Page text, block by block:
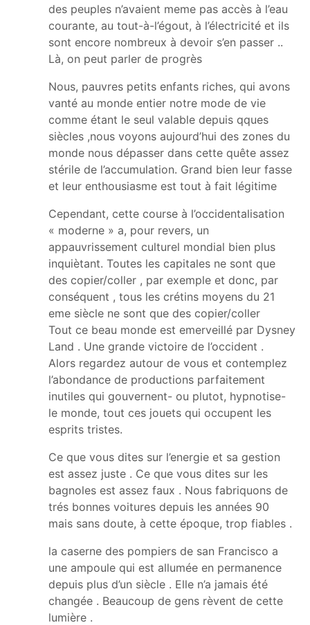
des peuples n’avaient meme pas accès à l’eau
courante, au tout-à-l’égout, à l’électricité et ils
sont encore nombreux à devoir s’en passer ..
Là, on peut parler de progrès
Nous, pauvres petits enfants riches, qui avons
vanté au monde entier notre mode de vie
comme étant le seul valable depuis qques
siècles ,nous voyons aujourd’hui des zones du
monde nous dépasser dans cette quête assez
stérile de l’accumulation. Grand bien leur fasse
et leur enthousiasme est tout à fait légitime
Cependant, cette course à l’occidentalisation
« moderne » a, pour revers, un
appauvrissement culturel mondial bien plus
inquiètant. Toutes les capitales ne sont que
des copier/coller , par exemple et donc, par
conséquent , tous les crétins moyens du 21
eme siècle ne sont que des copier/coller
Tout ce beau monde est emerveillé par Dysney
Land . Une grande victoire de l’occident .
Alors regardez autour de vous et contemplez
l’abondance de productions parfaitement
inutiles qui gouvernent- ou plutot, hypnotise-
le monde, tout ces jouets qui occupent les
esprits tristes.
Ce que vous dites sur l’energie et sa gestion
est assez juste . Ce que vous dites sur les
bagnoles est assez faux . Nous fabriquons de
trés bonnes voitures depuis les années 90
mais sans doute, à cette époque, trop fiables .
la caserne des pompiers de san Francisco a
une ampoule qui est allumée en permanence
depuis plus d’un siècle . Elle n’a jamais été
changée . Beaucoup de gens rèvent de cette
lumière .